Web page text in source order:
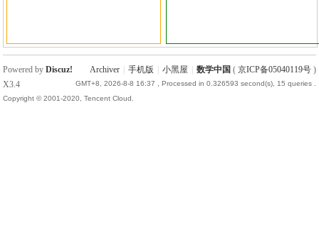
Archiver 手机版 小黑屋 数学中国 ( 京ICP备05040119号)
GMT+8, 2026-8-8 16:37 , Processed in 0.326593 second(s), 15 queries .
Powered byDiscuz!
X3.4
Copyright © 2001-2020, Tencent Cloud.